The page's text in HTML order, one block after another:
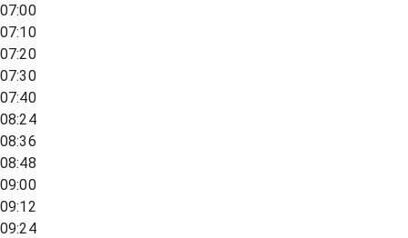
07:00
07:10
07:20
07:30
07:40
08:24
08:36
08:48
09:00
09:12
09:24